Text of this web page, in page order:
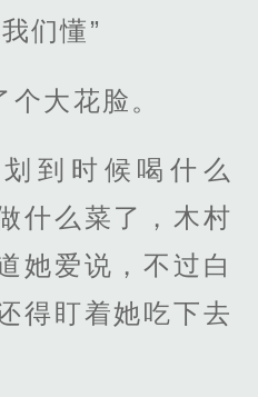
们懂”
个大花脸。
到时候喝什么
什么菜了，木村
她爱说，不过白
得盯着她吃下去